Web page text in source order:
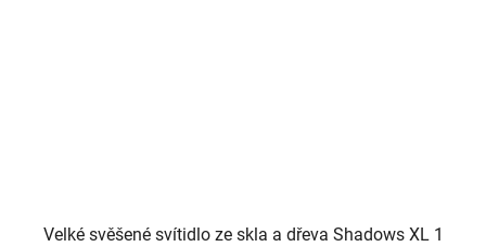
Velké svěšené svítidlo ze skla a dřeva Shadows XL 1